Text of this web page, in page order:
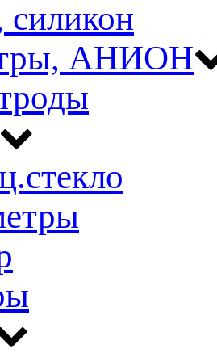
силикон
АНИОН